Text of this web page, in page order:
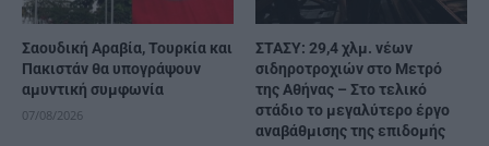
Σαουδική Αραβία, Τουρκία και
Πακιστάν θα υπογράψουν
αμυντική συμφωνία
07/08/2026
ΣΤΑΣΥ: 29,4 χλμ. νέων
σιδηροτροχιών στο Μετρό
της Αθήνας – Στο τελικό
στάδιο το μεγαλύτερο έργο
αναβάθμισης της επιδομής